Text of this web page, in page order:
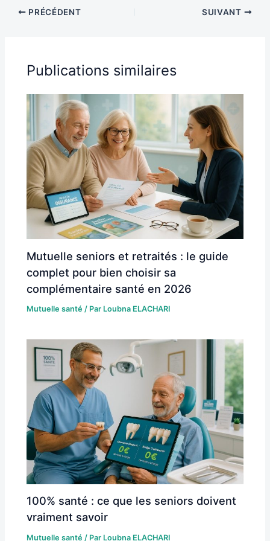
PRÉCÉDENT SUIVANT
Publications similaires
Mutuelle seniors et retraités : le guide
complet pour bien choisir sa
complémentaire santé en 2026
Mutuelle santé / Par Loubna ELACHARI
100% santé : ce que les seniors doivent
vraiment savoir
Mutuelle santé / Par Loubna ELACHARI